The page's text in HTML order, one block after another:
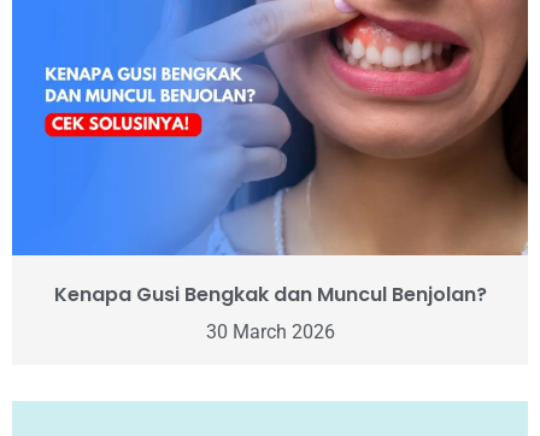
Kenapa Gusi Bengkak dan Muncul Benjolan?
30 March 2026